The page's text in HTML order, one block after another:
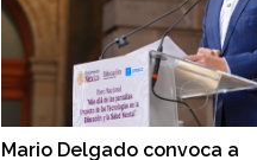
Mario Delgado convoca a